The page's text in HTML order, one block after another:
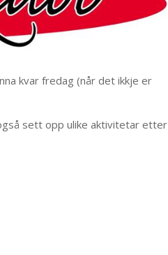
kvar fredag (når det ikkje er
sett opp ulike aktivitetar etter